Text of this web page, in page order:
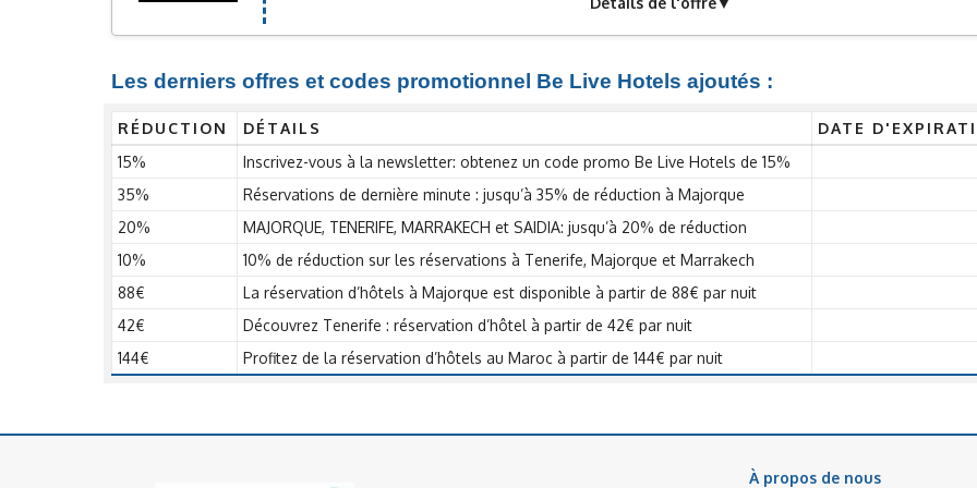
Les derniers offres et codes promotionnel Be Live Hotels ajoutés :
RÉDUCTION DÉTAILS
DATE
15%
Inscrivez-vous à la newsletter: obtenez un code promo Be Live Hotels de 15%
35%
Réservations de dernière minute : jusqu’à 35% de réduction à Majorque
20%
MAJORQUE, TENERIFE, MARRAKECH et SAIDIA: jusqu’à 20% de réduction
10%
10% de réduction sur les réservations à Tenerife, Majorque et Marrakech
88€
La réservation d’hôtels à Majorque est disponible à partir de 88€ par nuit
42€
Découvrez Tenerife : réservation d’hôtel à partir de 42€ par nuit
144€
Profitez de la réservation d’hôtels au Maroc à partir de 144€ par nuit
À propos de nous